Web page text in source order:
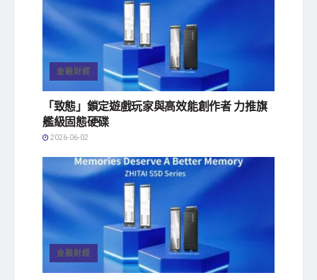
金融財經
「致態」鎖定遊戲玩家與高效能創作者 力推旗
艦級固態硬碟
2026-06-02
金融財經